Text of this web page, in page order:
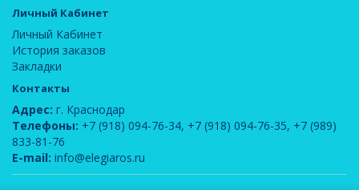
Личный Кабинет
Личный Кабинет
История заказов
Закладки
Контакты
Адрес: г. Краснодар
Телефоны: +7 (918) 094-76-34, +7 (918) 094-76-35, +7 (989)
833-81-76
E-mail: info@elegiaros.ru